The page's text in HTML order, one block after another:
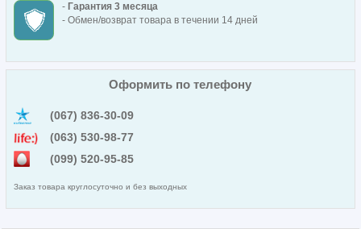
- Гарантия 3 месяца
- Обмен/возврат товара в течении 14 дней
Оформить по телефону
(067) 836-30-09
(063) 530-98-77
(099) 520-95-85
Заказ товара круглосуточно и без выходных